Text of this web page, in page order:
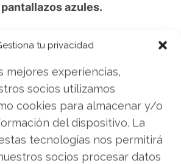
tu privacidad
mejores experiencias,
socios utilizamos
cookies para almacenar y/o
del dispositivo. La
tecnologías nos permitirá
socios procesar datos
azules.
deshacerse de estos nefastos
buen antivirus que está
un análisis profundo de tu
el virus o malware hayan
cosa que sí es